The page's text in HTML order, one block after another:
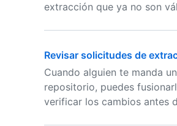
extracción que ya no son
Revisar solicitudes de
Cuando alguien te manda
repositorio, puedes
verificar los cambios antes